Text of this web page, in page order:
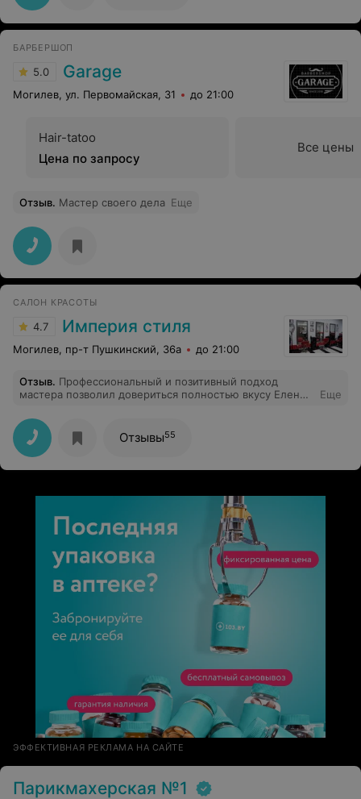
БАРБЕРШОП
5.0 Garage
Могилев, ул. Первомайская, 31 до 21:00
Hair-tatoo
Цена по запросу
Все цены
Отзыв. Мастер своего дела Еще
САЛОН КРАСОТЫ
4.7 Империя стиля
Могилев, пр-т Пушкинский, 36а до 21:00
Отзыв. Профессиональный и позитивный подход
мастера позволил довериться полностью вкусу Елены)
конца знала чего хочу)) Мастера рекомендую! Елена,
Вам огромное спасибо, мужу понравилось
Еще
Отзывы55
ЭФФЕКТИВНАЯ РЕКЛАМА НА САЙТЕ
Парикмахерская №1